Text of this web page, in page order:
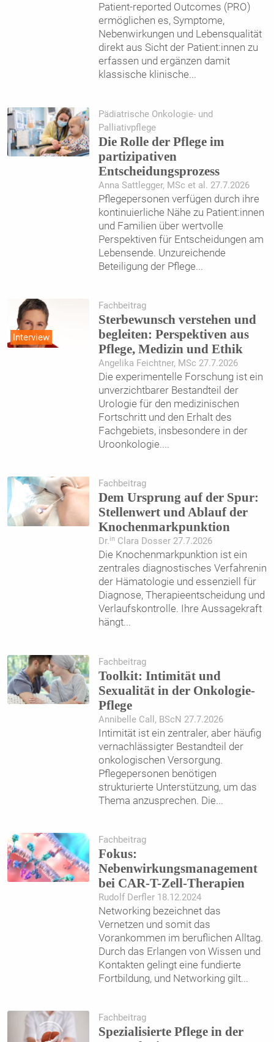
Patient-reported Outcomes (PRO)
ermöglichen es, Symptome,
Nebenwirkungen und Lebensqualität
direkt aus Sicht der Patient:innen zu
erfassen und ergänzen damit
klassische klinische...
Pädiatrische Onkologie- und
Palliativpflege
Die Rolle der Pflege im
partizipativen
Entscheidungsprozess
Anna Sattlegger, MSc et al. 27.7.2026
Pflegepersonen verfügen durch ihre
kontinuierliche Nähe zu Patient:innen
und Familien über wertvolle
Perspektiven für Entscheidungen am
Lebensende. Unzureichende
Beteiligung der Pflege...
Interview
Fachbeitrag
Sterbewunsch verstehen und
begleiten: Perspektiven aus
Pflege, Medizin und Ethik
Angelika Feichtner, MSc 27.7.2026
Die experimentelle Forschung ist ein
unverzichtbarer Bestandteil der
Urologie für den medizinischen
Fortschritt und den Erhalt des
Fachgebiets, insbesondere in der
Uroonkologie....
Fachbeitrag
Dem Ursprung auf der Spur:
Stellenwert und Ablauf der
Knochenmarkpunktion
Dr.inClara Dosser 27.7.2026
Die Knochenmarkpunktion ist ein
zentrales diagnostisches Verfahrenin
der Hämatologie und essenziell für
Diagnose, Therapieentscheidung und
Verlaufskontrolle. Ihre Aussagekraft
hängt...
Fachbeitrag
Toolkit: Intimität und
Sexualität in der Onkologie-
Pflege
Annibelle Call, BScN 27.7.2026
Intimität ist ein zentraler, aber häufig
vernachlässigter Bestandteil der
onkologischen Versorgung.
Pflegepersonen benötigen
strukturierte Unterstützung, um das
Thema anzusprechen. Die...
Fachbeitrag
Fokus:
Nebenwirkungsmanagement
bei CAR-T-Zell-Therapien
Rudolf Derfler 18.12.2024
Networking bezeichnet das
Vernetzen und somit das
Vorankommen im beruflichen Alltag.
Durch das Erlangen von Wissen und
Kontakten gelingt eine fundierte
Fortbildung, und Networking gilt...
Fachbeitrag
Spezialisierte Pflege in der